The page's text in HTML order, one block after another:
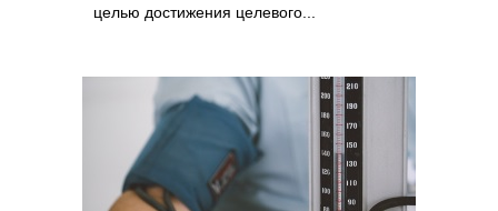
целью достижения целевого...